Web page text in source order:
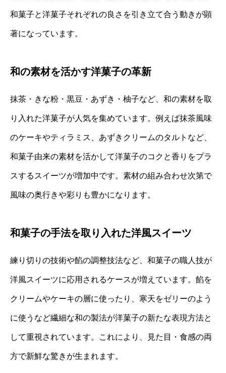
和菓子と洋菓子それぞれの良さを引き立て合う動きが顕
著になっています。
和の素材を活かす洋菓子の革新
抹茶・きな粉・黒豆・あずき・柚子など、和の素材を取
り入れた洋菓子が人気を集めています。例えば抹茶風味
のケーキやティラミス、あずきクリームのタルトなど、
和菓子由来の素材を活かして洋菓子のコクと香りをプラ
スするスイーツが増加中です。素材の組み合わせ次第で
風味の奥行きや彩りも豊かになります。
和菓子の手法を取り入れた洋風スイーツ
練り切りの技術や餡の調整技法など、和菓子の職人技が
洋風スイーツに応用されるケースが増えています。餡を
クリームやケーキの層に使ったり、寒天をゼリーのよう
に使うなど繊細な和の製法が洋菓子の新たな表現方法と
して重視されています。これにより、見た目・食感の両
方で新鮮な驚きが生まれます。